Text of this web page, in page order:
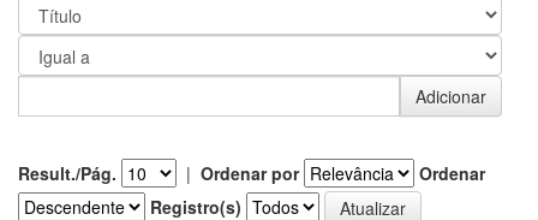
Result./Pág. | Ordenar por
Ordenar
Registro(s)